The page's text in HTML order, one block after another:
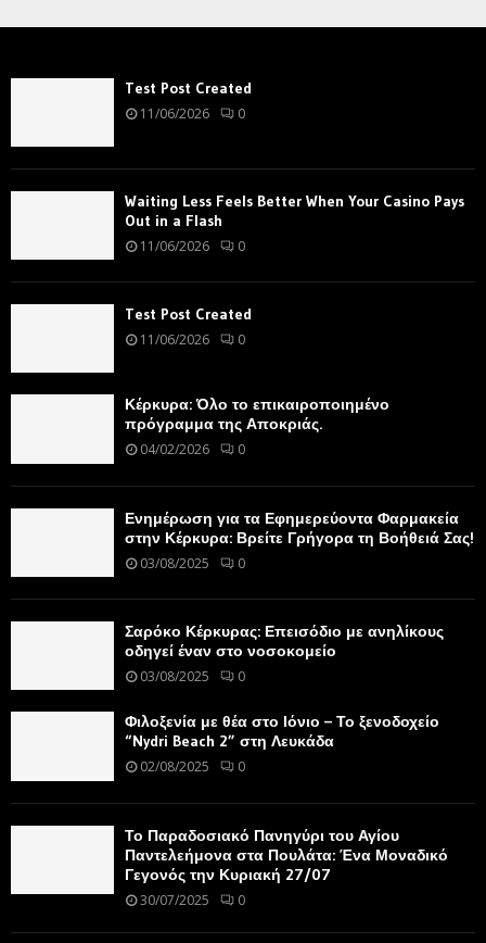
Test Post Created
11/06/2026 0
Waiting Less Feels Better When Your Casino Pays
Out in a Flash
11/06/2026 0
Test Post Created
11/06/2026 0
Κέρκυρα: Όλο το επικαιροποιημένο
πρόγραμμα της Αποκριάς.
04/02/2026 0
Ενημέρωση για τα Εφημερεύοντα Φαρμακεία
στην Κέρκυρα: Βρείτε Γρήγορα τη Βοήθειά Σας!
03/08/2025 0
Σαρόκο Κέρκυρας: Επεισόδιο με ανηλίκους
οδηγεί έναν στο νοσοκομείο
03/08/2025 0
Φιλοξενία με θέα στο Ιόνιο – Το ξενοδοχείο
“Nydri Beach 2” στη Λευκάδα
02/08/2025 0
Το Παραδοσιακό Πανηγύρι του Αγίου
Παντελεήμονα στα Πουλάτα: Ένα Μοναδικό
Γεγονός την Κυριακή 27/07
30/07/2025 0